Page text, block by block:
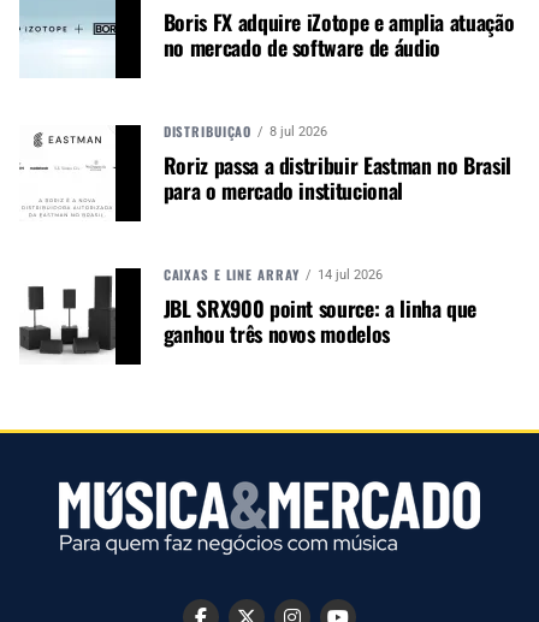
Shure é eleito melhor fone do mundo
Ovation encerra operações na fábrica dos EUA
Boris FX adquire iZotope e amplia atuação
no mercado de software de áudio
DISTRIBUIÇÃO 8 jul 2026
Roriz passa a distribuir Eastman no Brasil
para o mercado institucional
CAIXAS E LINE ARRAY 14 jul 2026
JBL SRX900 point source: a linha que
ganhou três novos modelos